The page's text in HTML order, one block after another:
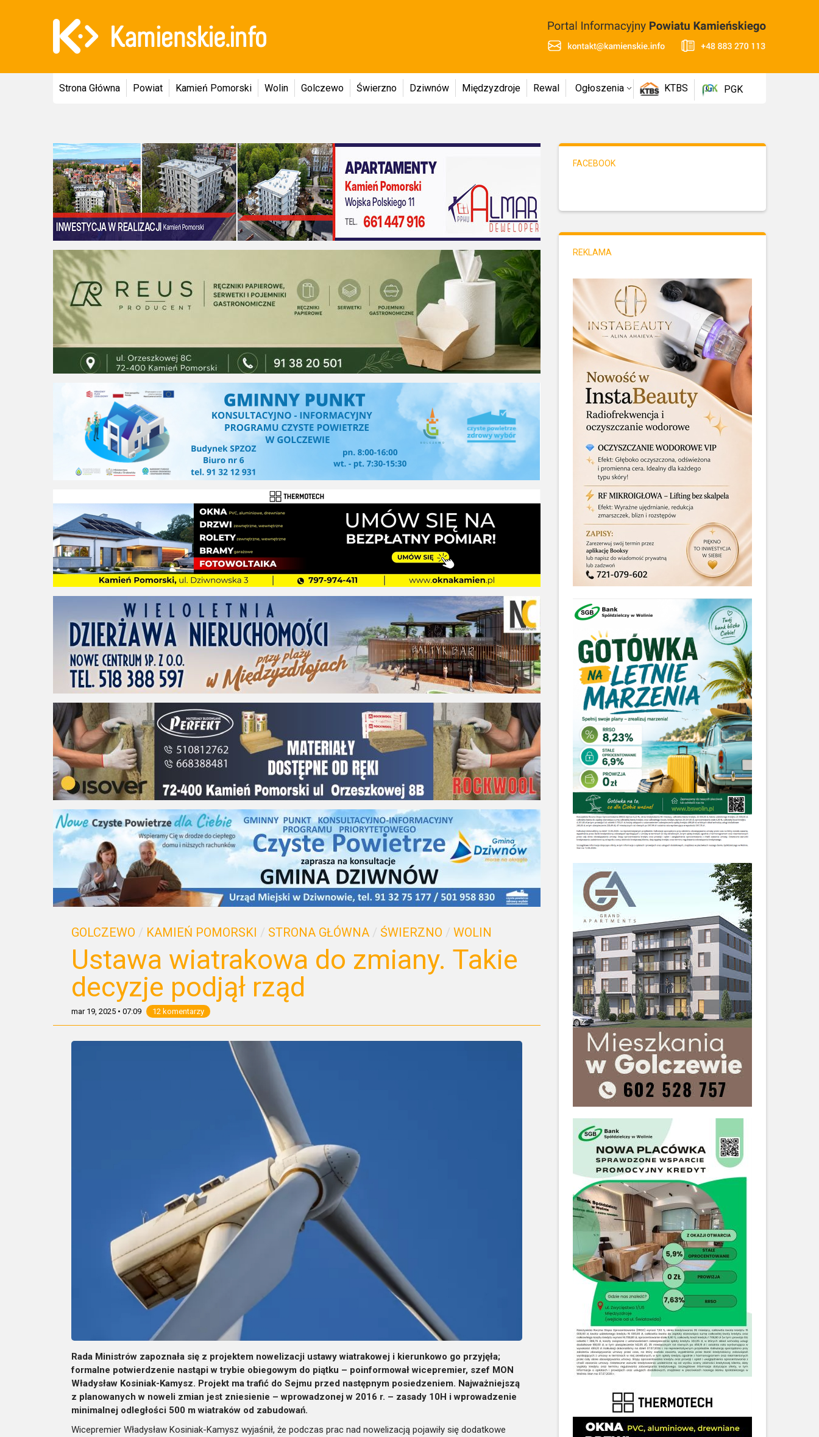
Strona Główna Powiat Kamień Pomorski Wolin Golczewo Świerzno Dziwnów Międzyzdroje Rewal Ogłoszenia KTBS PGK
GOLCZEWO / KAMIEŃ POMORSKI / STRONA GŁÓWNA / ŚWIERZNO / WOLIN
Ustawa wiatrakowa do zmiany. Takie
decyzje podjął rząd
mar 19, 2025 • 07:09 12 komentarzy
Rada Ministrów zapoznała się z projektem nowelizacji ustawy wiatrakowej i kierunkowo go przyjęła;
formalne potwierdzenie nastąpi w trybie obiegowym do piątku – poinformował wicepremier, szef MON
Władysław Kosiniak-Kamysz. Projekt ma trafić do Sejmu przed następnym posiedzeniem. Najważniejszą
z planowanych w noweli zmian jest zniesienie – wprowadzonej w 2016 r. – zasady 10H i wprowadzenie
minimalnej odległości 500 m wiatraków od zabudowań.
Wicepremier Władysław Kosiniak-Kamysz wyjaśnił, że podczas prac nad nowelizacją pojawiły się dodatkowe
FACEBOOK
REKLAMA